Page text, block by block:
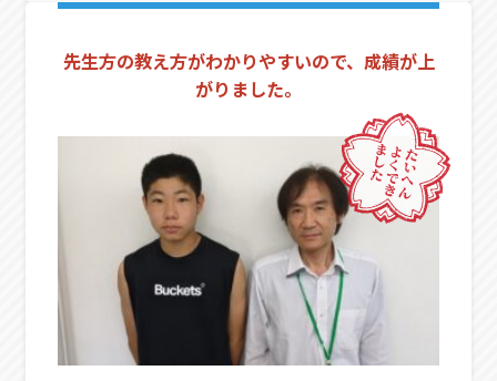
先生方の教え方がわかりやすいので、成績が上
がりました。